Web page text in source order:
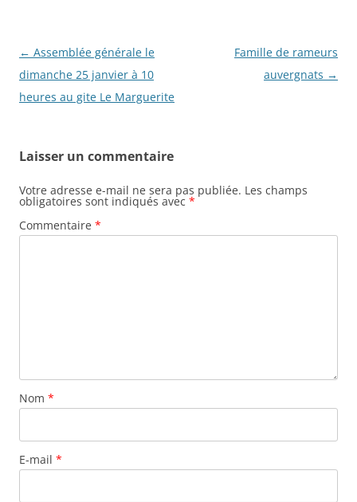
Navigation
des
articles
← Assemblée générale le
dimanche 25 janvier à 10
heures au gite Le Marguerite
Famille de rameurs
auvergnats →
Laisser un commentaire
Votre adresse e-mail ne sera pas publiée. Les champs
obligatoires sont indiqués avec *
Commentaire *
Nom *
E-mail *